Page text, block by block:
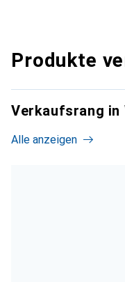
Produkte
Verkaufsrang in
Alle anzeigen